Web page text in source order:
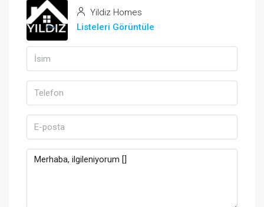
Yildiz Homes
Listeleri Görüntüle